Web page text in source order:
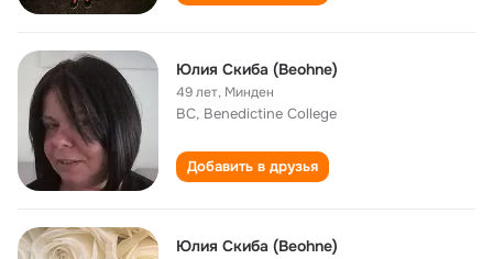
Юлия Скиба (Beohne)
49 лет, Минден
BC, Benedictine College
Добавить в друзья
Юлия Скиба (Beohne)